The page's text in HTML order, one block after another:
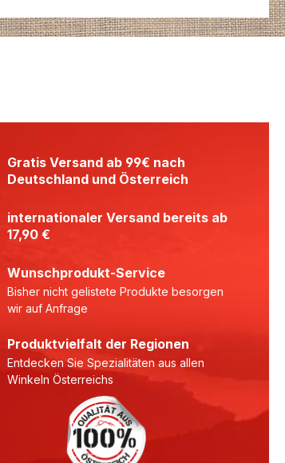
Gratis Versand ab 99€ nach
Deutschland und Österreich
internationaler Versand bereits ab
17,90 €
Wunschprodukt-Service
Bisher nicht gelistete Produkte besorgen
wir auf Anfrage
Produktvielfalt der Regionen
Entdecken Sie Spezialitäten aus allen
Winkeln Österreichs